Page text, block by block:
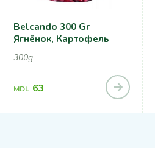
Belcando 300 Gr
Ягнёнок, Картофель
300g
MDL 63